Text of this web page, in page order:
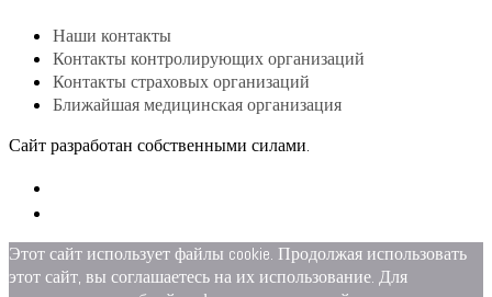
Наши контакты
Контакты контролирующих организаций
Контакты страховых организаций
Ближайшая медицинская организация
Сайт разработан собственными силами.
Этот сайт использует файлы cookie. Продолжая использовать
этот сайт, вы соглашаетесь на их использование. Для